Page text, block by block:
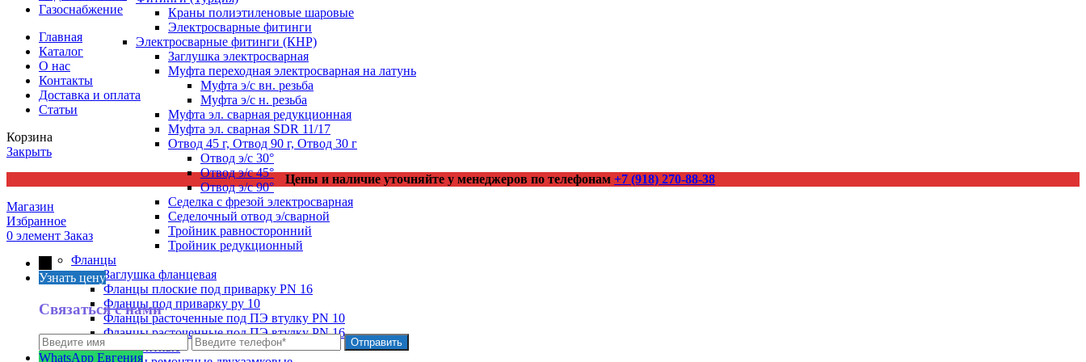
Краны полиэтиленовые шаровые
Электросварные фитинги
Электросварные фитинги (КНР)
Заглушка электросварная
Муфта переходная электросварная на латунь
Муфта э/с вн. резьба
Муфта э/с н. резьба
Муфта эл. cварная редукционная
Муфта эл. сварная SDR 11/17
Отвод 45 г, Отвод 90 г, Отвод 30 г
Отвод э/с 30°
Отвод э/с 45°
Отвод э/с 90°
Седелка с фрезой электросварная
Седелочный отвод э/сварной
Тройник равносторонний
Тройник редукционный
Фланцы
Заглушка фланцевая
Фланцы плоские под приварку PN 16
Фланцы под приварку ру 10
Фланцы расточенные под ПЭ втулку PN 10
Фланцы расточенные под ПЭ втулку PN 16
Хомуты ремонтные
Газоснабжение
Главная
Каталог
О нас
Контакты
Доставка и оплата
Статьи
Корзина
Закрыть
Цены и наличие уточняйте у менеджеров по телефонам +7 (918) 270-88-38
Магазин
Избранное
0 элемент Заказ
Узнать цену
Связаться с нами
WhatsApp Евгения